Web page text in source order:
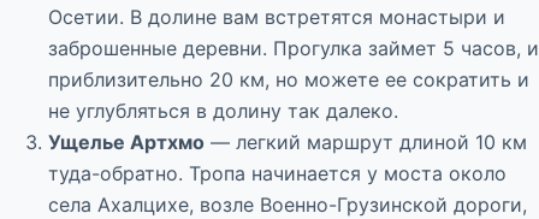
Осетии. В долине вам встретятся монастыри и
заброшенные деревни. Прогулка займет 5 часов, и
приблизительно 20 км, но можете ее сократить и
не углубляться в долину так далеко.
Ущелье Артхмо — легкий маршрут длиной 10 км
туда-обратно. Тропа начинается у моста около
села Ахалцихе, возле Военно-Грузинской дороги,